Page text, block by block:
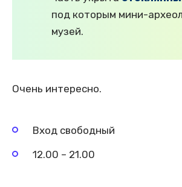
под которым мини-
музей.
Очень интересно.
Вход свободный
12.00 – 21.00